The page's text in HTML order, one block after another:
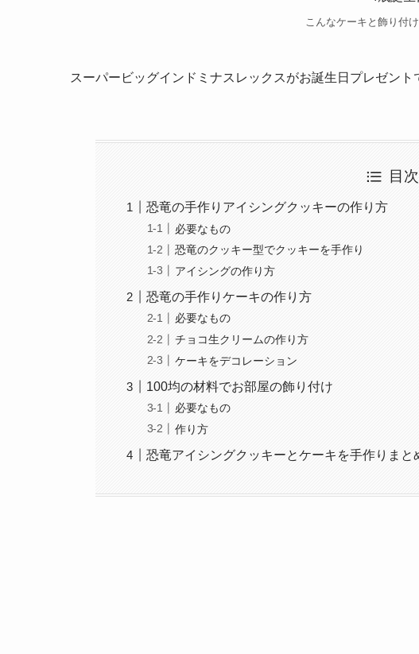
こんなケーキと飾り付
スーパービッグインドミナスレックスがお誕生日プレゼント
目次
恐竜の手作りアイシングクッキーの作り方
必要なもの
恐竜のクッキー型でクッキーを手作り
アイシングの作り方
恐竜の手作りケーキの作り方
必要なもの
チョコ生クリームの作り方
ケーキをデコレーション
100均の材料でお部屋の飾り付け
必要なもの
作り方
恐竜アイシングクッキーとケーキを手作りまと